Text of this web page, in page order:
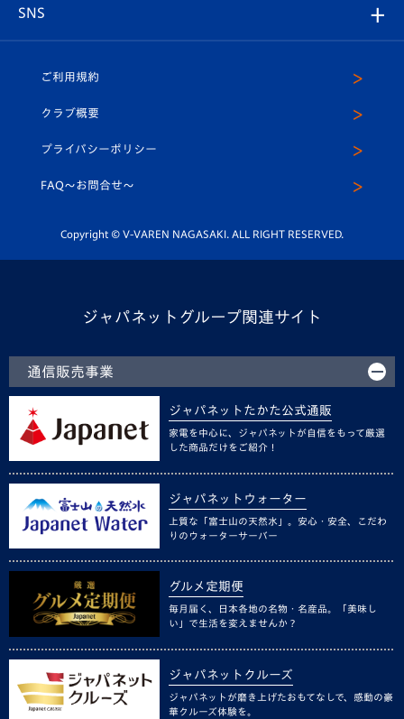
ホームタウン
平和祈念活動
ホームタウン活動
U-18
スクール
SNS
ヴィヴィくんインスタグラム
公式LINE＠
ご利用規約
クラブ概要
プライバシーポリシー
FAQ〜お問合せ〜
Copyright © V-VAREN NAGASAKI. ALL RIGHT RESERVED.
ジャパネットグループ関連サイト
通信販売事業
ジャパネットたかた公式通販
家電を中心に、ジャパネットが自信をもって厳選
した商品だけをご紹介！
ジャパネットウォーター
上質な「富士山の天然水」。安心・安全、こだわ
りのウォーターサーバー
グルメ定期便
毎月届く、日本各地の名物・名産品。「美味し
い」で生活を変えませんか？
ジャパネットクルーズ
ジャパネットが磨き上げたおもてなしで、感動の豪
華クルーズ体験を。